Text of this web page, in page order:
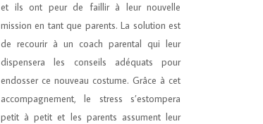
et ils ont peur de faillir à leur nouvelle
mission en tant que parents. La solution est
de recourir à un coach parental qui leur
dispensera les conseils adéquats pour
endosser ce nouveau costume. Grâce à cet
accompagnement, le stress s’estompera
petit à petit et les parents assument leur